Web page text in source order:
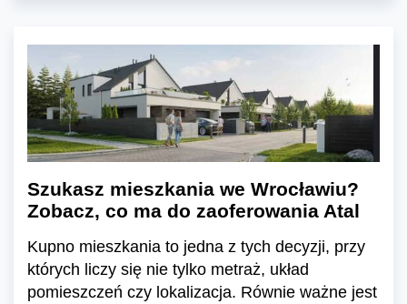
Szukasz mieszkania we Wrocławiu?
Zobacz, co ma do zaoferowania Atal
Kupno mieszkania to jedna z tych decyzji, przy
których liczy się nie tylko metraż, układ
pomieszczeń czy lokalizacja. Równie ważne jest